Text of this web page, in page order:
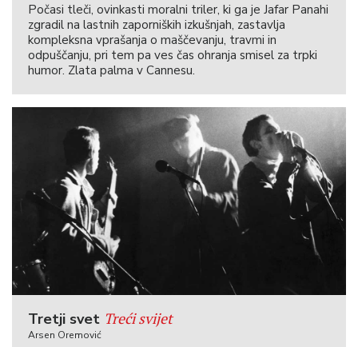
Počasi tleči, ovinkasti moralni triler, ki ga je Jafar Panahi
zgradil na lastnih zaporniških izkušnjah, zastavlja
kompleksna vprašanja o maščevanju, travmi in
odpuščanju, pri tem pa ves čas ohranja smisel za trpki
humor. Zlata palma v Cannesu.
Tretji svet Treći svijet
Arsen Oremović